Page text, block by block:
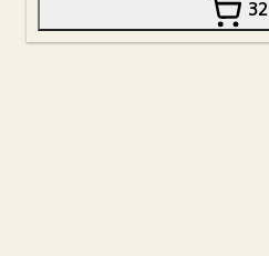
32